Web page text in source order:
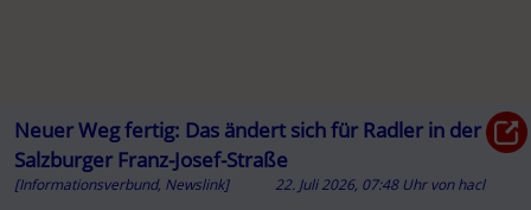
Neuer Weg fertig: Das ändert sich für Radler in der
Salzburger Franz-Josef-Straße
[Informationsverbund, Newslink] 22. Juli 2026, 07:48 Uhr vonhacl